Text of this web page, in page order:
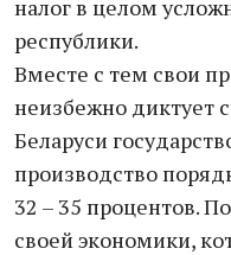
налог в целом
республики.
Вместе с тем свои
неизбежно диктует
Беларуси
производство
32 – 35 процентов.
своей экономики,